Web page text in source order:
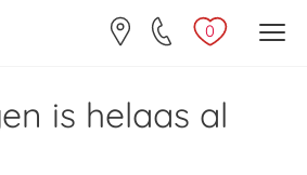
0
is helaas al